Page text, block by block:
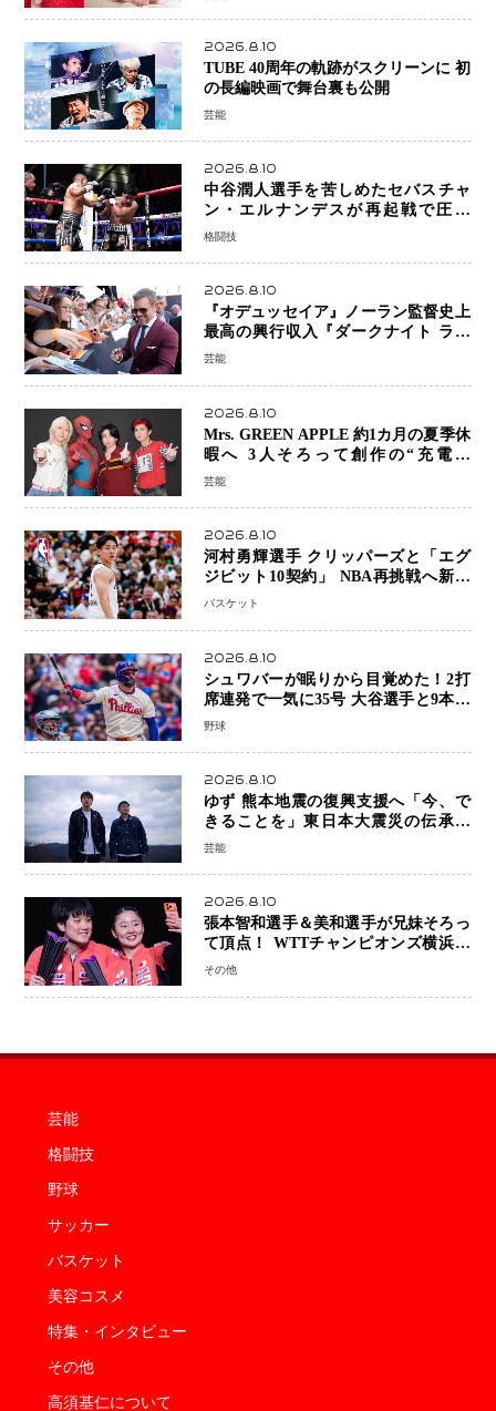
2026.8.10
TUBE 40周年の軌跡がスクリーンに 初
の長編映画で舞台裏も公開
芸能
2026.8.10
中谷潤人選手を苦しめたセバスチャ
ン・エルナンデスが再起戦で圧巻
KO 2回で相手を沈める…次戦は亀田
格闘技
2026.8.10
『オデュッセイア』ノーラン監督史上
最高の興行収入『ダークナイト ライ
ジング』超え、世界で11億ドル突破
芸能
2026.8.10
Mrs. GREEN APPLE 約1カ月の夏季休
暇へ 3人そろって創作の“充電期
間”「自分らしいインプットを」
芸能
2026.8.10
河村勇輝選手 クリッパーズと「エグ
ジビット10契約」 NBA再挑戦へ新た
な一歩、八村塁選手との共闘にも期待
バスケット
2026.8.10
シュワバーが眠りから目覚めた！2打
席連発で一気に35号 大谷選手と9本差
に 本塁打王争いで単独トップ浮上
野球
2026.8.10
ゆず 熊本地震の復興支援へ「今、で
きることを」東日本大震災の伝承歌
「幾重」ライブ音源を配信、収益を全
芸能
2026.8.10
張本智和選手＆美和選手が兄妹そろっ
て頂点！ WTTチャンピオンズ横浜で
史上初の快挙 2人で約1264万円の優
その他
芸能
格闘技
野球
サッカー
バスケット
美容コスメ
特集・インタビュー
その他
高須基仁について